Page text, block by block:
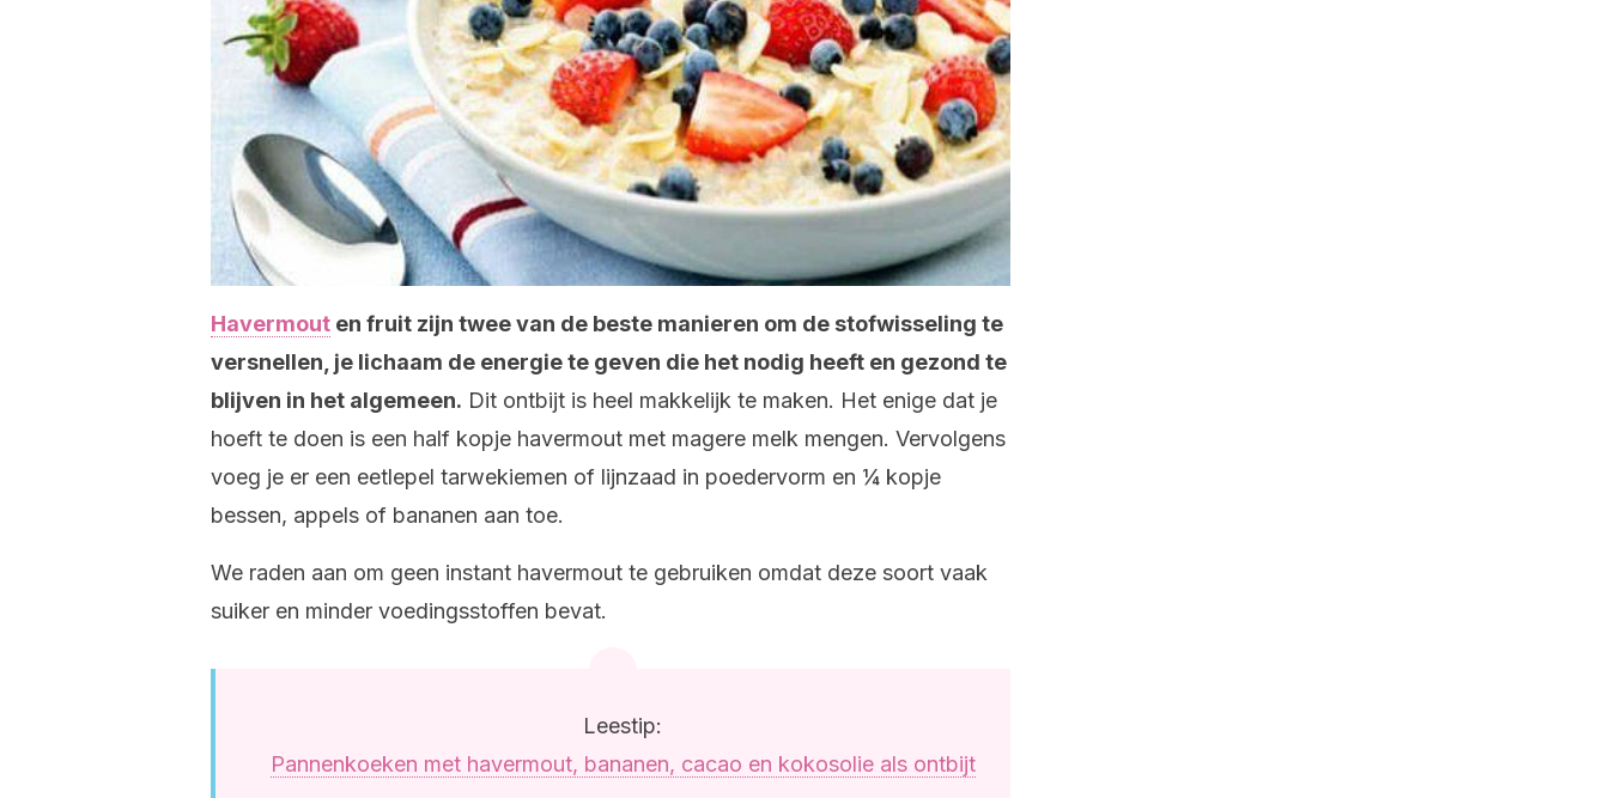
Havermout en fruit zijn twee van de beste manieren om de stofwisseling te
versnellen, je lichaam de energie te geven die het nodig heeft en gezond te
blijven in het algemeen. Dit ontbijt is heel makkelijk te maken. Het enige dat je
hoeft te doen is een half kopje havermout met magere melk mengen. Vervolgens
voeg je er een eetlepel tarwekiemen of lijnzaad in poedervorm en ¼ kopje
bessen, appels of bananen aan toe.
We raden aan om geen instant havermout te gebruiken omdat deze soort vaak
suiker en minder voedingsstoffen bevat.
Leestip:
Pannenkoeken met havermout, bananen, cacao en kokosolie als ontbijt